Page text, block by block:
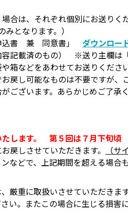
場合は、それぞれ個別にお送り
となります。）
込書 兼 同意書」 ダウンロー
記載済のもの） ※送り主欄は
箱などをあわせてお送りください
お戻し可能なものは不要ですが
ございます。あらかじめご了承
します。 第５回は７月下旬頃
戻しさせていただきます。
（サ
などで、上記期間を超える場
厳重に取扱いさせていただきま
い。またこの場合に生じる損